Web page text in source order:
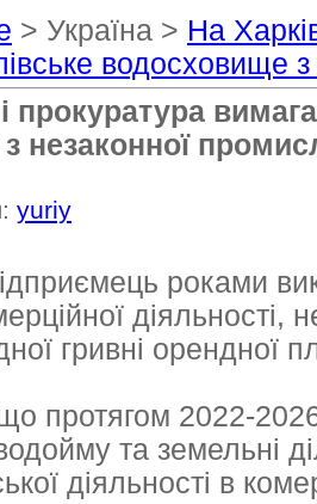
> Україна > На
водосховище з
прокуратура
незаконної
yuriy
роками
діяльності,
гривні орендної
протягом 2022-
та земельні
діяльності в